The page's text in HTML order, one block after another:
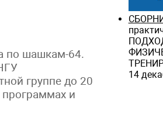
по шашкам-64.
группе до 20
и
14